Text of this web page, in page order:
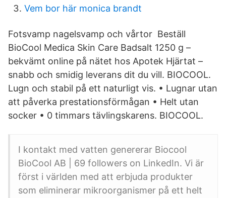
Vem bor här monica brandt
Fotsvamp nagelsvamp och vårtor Beställ
BioCool Medica Skin Care Badsalt 1250 g –
bekvämt online på nätet hos Apotek Hjärtat –
snabb och smidig leverans dit du vill. BIOCOOL.
Lugn och stabil på ett naturligt vis. • Lugnar utan
att påverka prestationsförmågan • Helt utan
socker • 0 timmars tävlingskarens. BIOCOOL.
I kontakt med vatten genererar Biocool
BioCool AB | 69 followers on LinkedIn. Vi är
först i världen med att erbjuda produkter
som eliminerar mikroorganismer på ett helt